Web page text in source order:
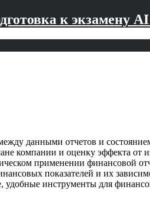
к экзамену AI
данными отчетов и
компании и оценку эффекта от
применении финансовой
показателей и их
удобные инструменты для